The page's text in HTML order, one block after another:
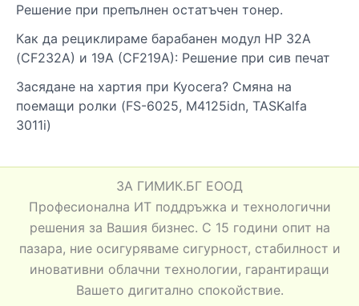
Решение при препълнен остатъчен тонер.
Как да рециклираме барабанен модул HP 32A
(CF232A) и 19A (CF219A): Решение при сив печат
Засядане на хартия при Kyocera? Смяна на
поемащи ролки (FS-6025, M4125idn, TASKalfa
3011i)
ЗА ГИМИК.БГ ЕООД
Професионална ИТ поддръжка и технологични
решения за Вашия бизнес. С 15 години опит на
пазара, ние осигуряваме сигурност, стабилност и
иновативни облачни технологии, гарантиращи
Вашето дигитално спокойствие.